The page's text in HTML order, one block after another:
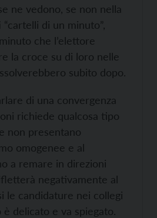
ne vedono, se non nella
di un minuto”,
che l’elettore
la croce su di loro nelle
subito dopo.
di una convergenza
richiede qualcosa tipo
non presentano
omogenee e al
a remare in direzioni
negativamente al
le candidature nei collegi
delicato e va spiegato.